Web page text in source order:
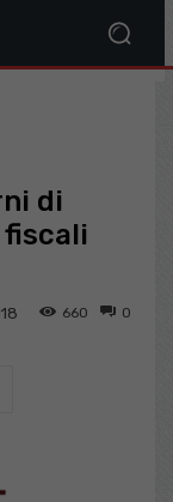
di
0
660